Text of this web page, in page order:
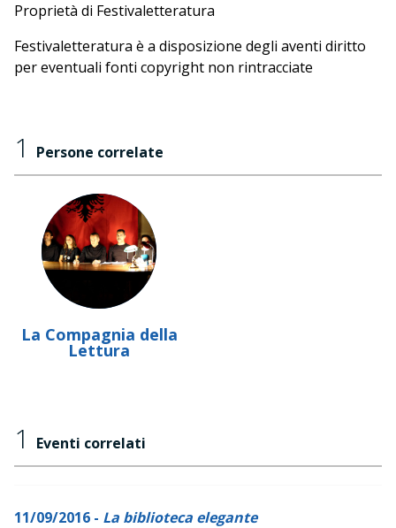
Proprietà di Festivaletteratura
Festivaletteratura è a disposizione degli aventi diritto
per eventuali fonti copyright non rintracciate
1 Persone correlate
La Compagnia della
Lettura
1 Eventi correlati
11/09/2016 - La biblioteca elegante